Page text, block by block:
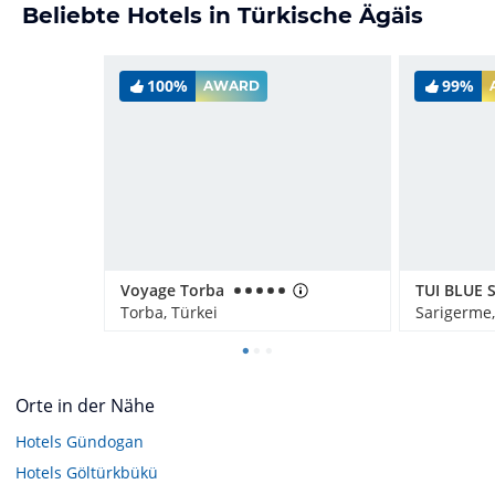
Beliebte Hotels in Türkische Ägäis
100% AWARD
Voyage Torba
Torba, Türkei
99%
Orte in der Nähe
Hotels Gündogan
Hotels Göltürkbükü